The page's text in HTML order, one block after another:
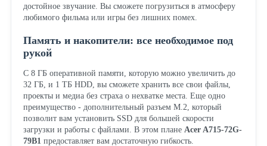
достойное звучание. Вы сможете погрузиться в атмосферу
любимого фильма или игры без лишних помех.
Память и накопители: все необходимое под
рукой
С 8 ГБ оперативной памяти, которую можно увеличить до
32 ГБ, и 1 ТБ HDD, вы сможете хранить все свои файлы,
проекты и медиа без страха о нехватке места. Еще одно
преимущество - дополнительный разъем M.2, который
позволит вам установить SSD для большей скорости
загрузки и работы с файлами. В этом плане Acer A715-72G-
79B1 предоставляет вам достаточную гибкость.